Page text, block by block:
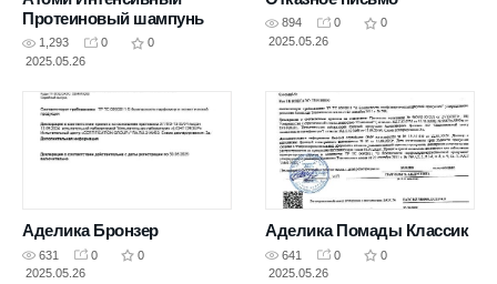
Протеиновый шампунь
1,293 0
0
2025.05.26
894 0
0
2025.05.26
Аделика Бронзер
631 0
0
2025.05.26
Аделика Помады Классик
641 0
0
2025.05.26